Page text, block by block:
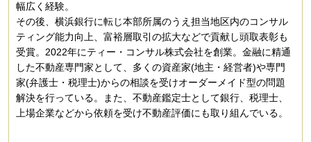
幅広く経験。
その後、横浜銀行に転じ本部所属のうえ担当地区内のコンサル
ティング能力向上、富裕層取引の拡大などで貢献し頭取表彰も
受賞。2022年にティー・コンサル株式会社を創業。金融に精通
した不動産専門家として、多くの資産家(地主・経営者)や専門
家(弁護士・税理士)からの相談を受けオーダーメイド型の問題
解決を行っている。また、不動産鑑定士として銀行、税理士、
上場企業などから依頼を受け不動産評価にも取り組んでいる。